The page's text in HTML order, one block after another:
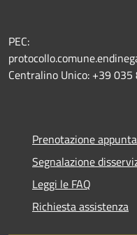
PEC:
Centralino Unico: +39
Prenotazione
Segnalazione
Leggi le FAQ
Richiesta assistenza